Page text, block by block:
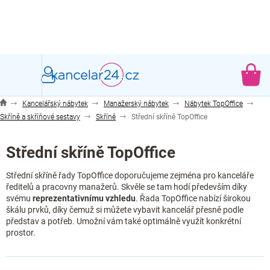
Kancelářský nábytek Manažerský nábytek
Nábytek TopOffice
Skříně a skříňové sestavy
Skříně Střední skříně TopOffice
Střední skříně TopOffice
Střední skříně řady TopOffice doporučujeme zejména pro kanceláře
ředitelů a pracovny manažerů. Skvěle se tam hodí především díky
svému reprezentativnímu vzhledu. Řada TopOffice nabízí širokou
škálu prvků, díky čemuž si můžete vybavit kancelář přesně podle
představ a potřeb. Umožní vám také optimálně využít konkrétní
prostor.